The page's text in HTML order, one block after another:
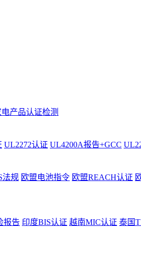
产品认证检测
UL2272认证 UL4200A报告+GCC
法规 欧盟电池指令 欧盟REACH认证
报告 印度BIS认证 越南MIC认证 泰国